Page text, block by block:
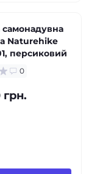
Naturehike
персиковий
0
грн.